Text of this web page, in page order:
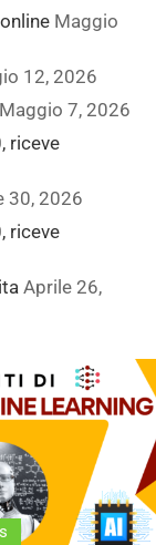
Maggio
12, 2026
Maggio 7, 2026
riceve
30, 2026
riceve
Aprile 26,